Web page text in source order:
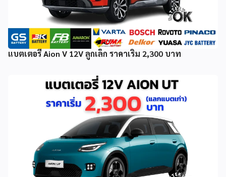
แบตเตอรี่ Aion V 12V ลูกเล็ก ราคาเริ่ม 2,300 บาท